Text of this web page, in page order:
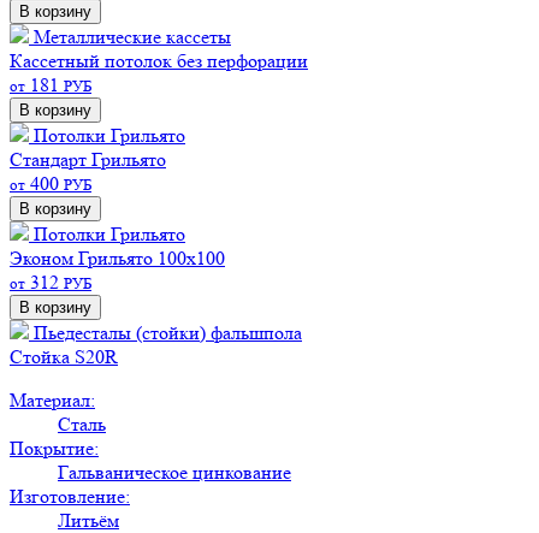
В корзину
Металлические кассеты
Кассетный потолок без перфорации
от 181 РУБ
В корзину
Потолки Грильято
Стандарт Грильято
от 400 РУБ
В корзину
Потолки Грильято
Эконом Грильято 100х100
от 312 РУБ
В корзину
Пьедесталы (стойки) фальшпола
Стойка S20R
Материал:
Сталь
Покрытие:
Гальваническое цинкование
Изготовление:
Литьём